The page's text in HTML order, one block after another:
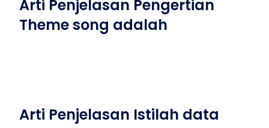
Arti Penjelasan Pengertian
Theme song adalah
Arti Penjelasan Istilah data